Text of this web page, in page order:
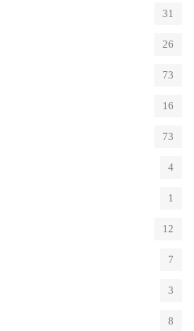
31
26
73
16
73
4
1
12
7
3
8